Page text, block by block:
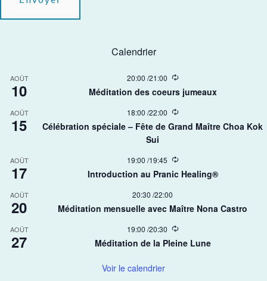
Calendrier
AOÛT
10
20:00 /21:00
R
c
r
r
Méditation des coeurs jumeaux
AOÛT
15
18:00 /22:00
R
c
r
n
Célébration spéciale – Fête de Grand Maître Choa Kok
Sui​
AOÛT
17
19:00 /19:45
R
e
c
r
n
Introduction au Pranic Healing®
AOÛT
20
20:30 /22:00
Méditation mensuelle avec Maître Nona Castro
AOÛT
27
19:00 /20:30
R
c
Méditation de la Pleine Lune
Voir le calendrier